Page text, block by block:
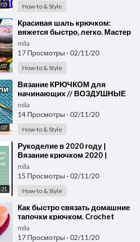
How-to & Style
⁣Красивая шаль крючком:
вяжется быстро, легко. Мастер
класс: вязание крючком для
начинающих. Схема
mila
17 Просмотры · 02/11/20
How-to & Style
⁣Вязание КРЮЧКОМ для
начинающих // ВОЗДУШНЫЕ
ПЕТЛИ // 1 урок
mila
14 Просмотры · 02/11/20
How-to & Style
⁣Рукоделие в 2020 году |
Вязание крючком 2020 |
Вязаные тренды 2020
mila
15 Просмотры · 02/11/20
How-to & Style
⁣Как быстро связать домашние
тапочки крючком. Crochet
Slippers
mila
17 Просмотры · 02/11/20